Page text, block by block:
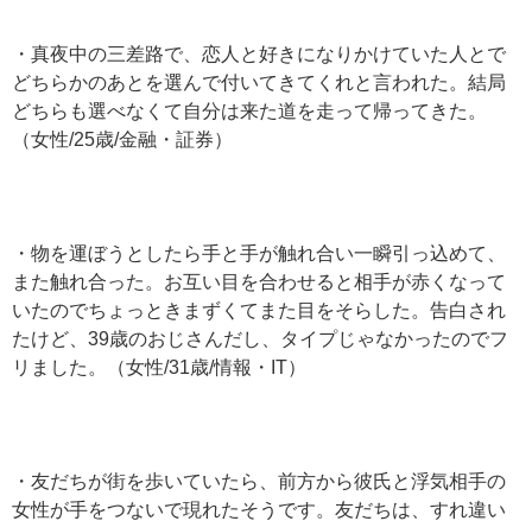
・真夜中の三差路で、恋人と好きになりかけていた人とで
どちらかのあとを選んで付いてきてくれと言われた。結局
どちらも選べなくて自分は来た道を走って帰ってきた。
（女性/25歳/金融・証券）
・物を運ぼうとしたら手と手が触れ合い一瞬引っ込めて、
また触れ合った。お互い目を合わせると相手が赤くなって
いたのでちょっときまずくてまた目をそらした。告白され
たけど、39歳のおじさんだし、タイプじゃなかったのでフ
リました。（女性/31歳/情報・IT）
・友だちが街を歩いていたら、前方から彼氏と浮気相手の
女性が手をつないで現れたそうです。友だちは、すれ違い